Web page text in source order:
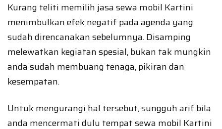
Kurang teliti memilih jasa sewa mobil Kartini
menimbulkan efek negatif pada agenda yang
sudah direncanakan sebelumnya. Disamping
melewatkan kegiatan spesial, bukan tak mungkin
anda sudah membuang tenaga, pikiran dan
kesempatan.
Untuk mengurangi hal tersebut, sungguh arif bila
anda mencermati dulu tempat sewa mobil Kartini